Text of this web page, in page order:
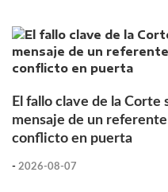
El fallo clave de la Corte
mensaje de un
conflicto en puerta
- 2026-08-07